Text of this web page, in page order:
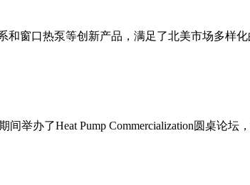
和窗口热泵等创新产品，满足了北美市场多样
举办了Heat Pump Commercialization圆桌论